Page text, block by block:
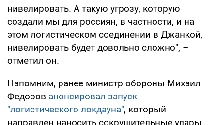
нивелировать. А такую угрозу, которую
создали мы для россиян, в частности, и на
этом логистическом соединении в Джанкой,
нивелировать будет довольно сложно", –
отметил он.
Напомним, ранее министр обороны Михаил
Федоров анонсировал запуск
"логистического локдауна", который
направлен наносить сокрушительные удары